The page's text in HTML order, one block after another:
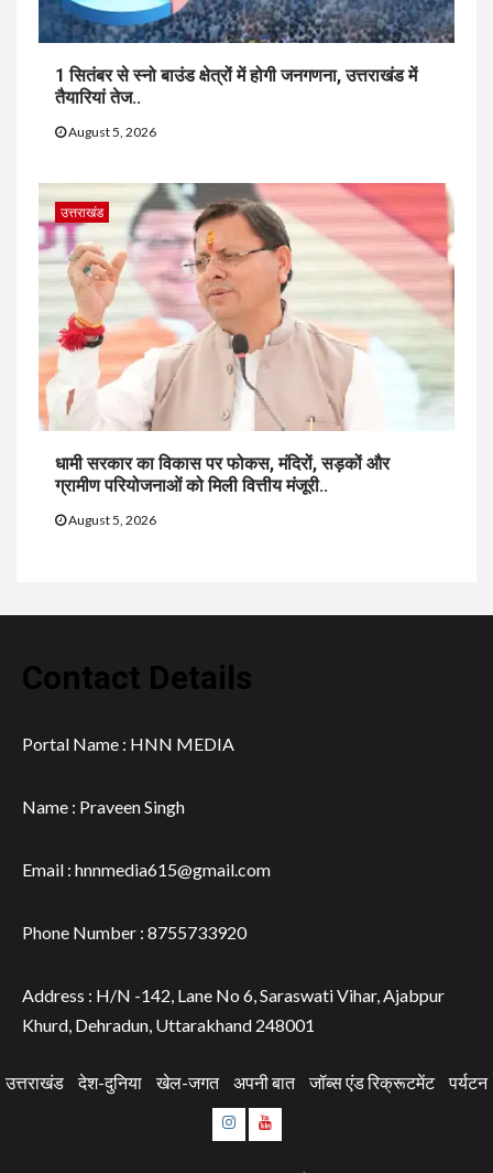
1 सितंबर से स्नो बाउंड क्षेत्रों में होगी जनगणना, उत्तराखंड में
तैयारियां तेज..
August 5, 2026
उत्तराखंड
धामी सरकार का विकास पर फोकस, मंदिरों, सड़कों और
ग्रामीण परियोजनाओं को मिली वित्तीय मंजूरी..
August 5, 2026
Contact Details
Portal Name : HNN MEDIA
Name : Praveen Singh
Email : hnnmedia615@gmail.com
Phone Number : 8755733920
Address : H/N -142, Lane No 6, Saraswati Vihar, Ajabpur
Khurd, Dehradun, Uttarakhand 248001
उत्तराखंड देश-दुनिया खेल-जगत अपनी बात जॉब्स एंड रिक्रूटमेंट पर्यटन
Instagram
Youtube